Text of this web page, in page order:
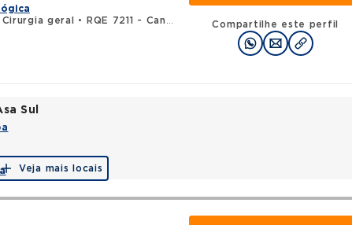
geral •
RQE 7211 - Cancerologia/cancerologia cirúrgica
Compartilhe este perfil
Sul
Veja mais locais